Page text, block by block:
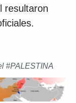
resultaron
#PALESTINA